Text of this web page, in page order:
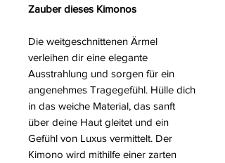
Zauber dieses Kimonos
Die weitgeschnittenen Ärmel
verleihen dir eine elegante
Ausstrahlung und sorgen für ein
angenehmes Tragegefühl. Hülle dich
in das weiche Material, das sanft
über deine Haut gleitet und ein
Gefühl von Luxus vermittelt. Der
Kimono wird mithilfe einer zarten